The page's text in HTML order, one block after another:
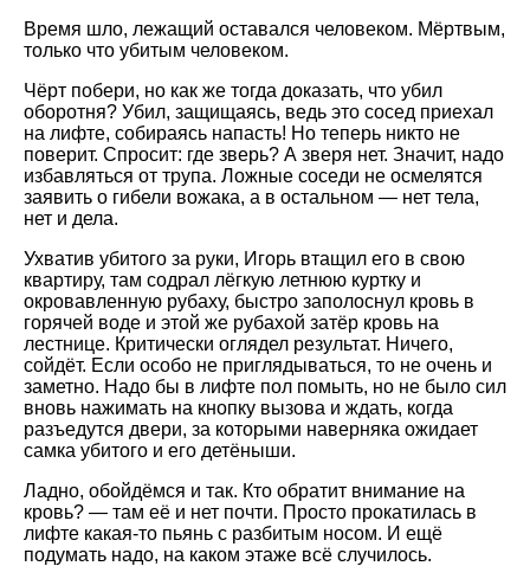
Время шло, лежащий оставался человеком. Мёртвым,
только что убитым человеком.
Чёрт побери, но как же тогда доказать, что убил
оборотня? Убил, защищаясь, ведь это сосед приехал
на лифте, собираясь напасть! Но теперь никто не
поверит. Спросит: где зверь? А зверя нет. Значит, надо
избавляться от трупа. Ложные соседи не осмелятся
заявить о гибели вожака, а в остальном — нет тела,
нет и дела.
Ухватив убитого за руки, Игорь втащил его в свою
квартиру, там содрал лёгкую летнюю куртку и
окровавленную рубаху, быстро заполоснул кровь в
горячей воде и этой же рубахой затёр кровь на
лестнице. Критически оглядел результат. Ничего,
сойдёт. Если особо не приглядываться, то не очень и
заметно. Надо бы в лифте пол помыть, но не было сил
вновь нажимать на кнопку вызова и ждать, когда
разъедутся двери, за которыми наверняка ожидает
самка убитого и его детёныши.
Ладно, обойдёмся и так. Кто обратит внимание на
кровь? — там её и нет почти. Просто прокатилась в
лифте какая-то пьянь с разбитым носом. И ещё
подумать надо, на каком этаже всё случилось.